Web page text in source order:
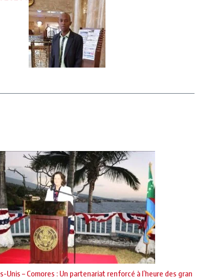
Unis – Comores : Un partenariat renforcé à l’heure des gran